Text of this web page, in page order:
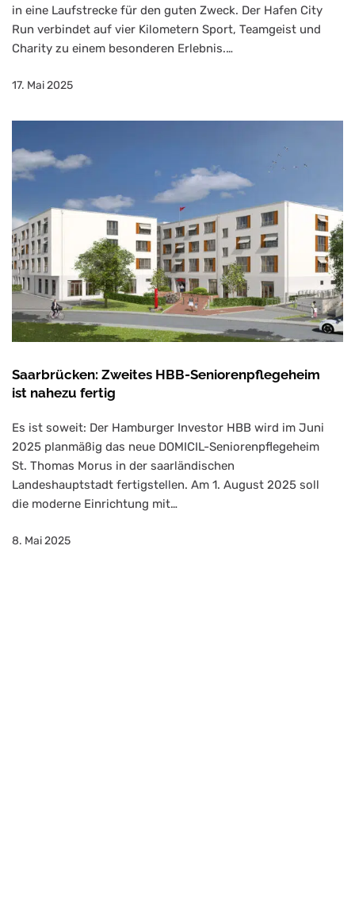
in eine Laufstrecke für den guten Zweck. Der Hafen City
Run verbindet auf vier Kilometern Sport, Teamgeist und
Charity zu einem besonderen Erlebnis.…
17. Mai 2025
Saarbrücken: Zweites HBB-Seniorenpflegeheim
ist nahezu fertig
Es ist soweit: Der Hamburger Investor HBB wird im Juni
2025 planmäßig das neue DOMICIL-Seniorenpflegeheim
St. Thomas Morus in der saarländischen
Landeshauptstadt fertigstellen. Am 1. August 2025 soll
die moderne Einrichtung mit…
8. Mai 2025